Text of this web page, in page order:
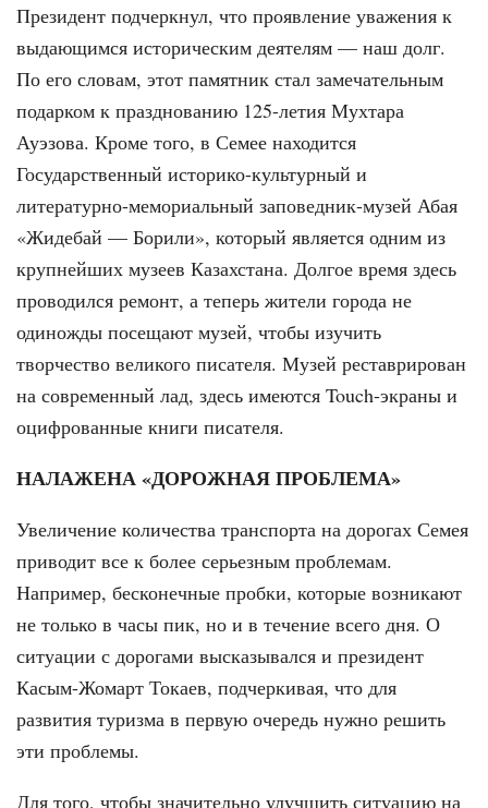
Президент подчеркнул, что проявление уважения к
выдающимся историческим деятелям — наш долг.
По его словам, этот памятник стал замечательным
подарком к празднованию 125-летия Мухтара
Ауэзова. Кроме того, в Семее находится
Государственный историко-культурный и
литературно-мемориальный заповедник-музей Абая
«Жидебай — Борили», который является одним из
крупнейших музеев Казахстана. Долгое время здесь
проводился ремонт, а теперь жители города не
одиножды посещают музей, чтобы изучить
творчество великого писателя. Музей реставрирован
на современный лад, здесь имеются Touch-экраны и
оцифрованные книги писателя.
НАЛАЖЕНА «ДОРОЖНАЯ ПРОБЛЕМА»
Увеличение количества транспорта на дорогах Семея
приводит все к более серьезным проблемам.
Например, бесконечные пробки, которые возникают
не только в часы пик, но и в течение всего дня. О
ситуации с дорогами высказывался и президент
Касым-Жомарт Токаев, подчеркивая, что для
развития туризма в первую очередь нужно решить
эти проблемы.
Для того, чтобы значительно улучшить ситуацию на